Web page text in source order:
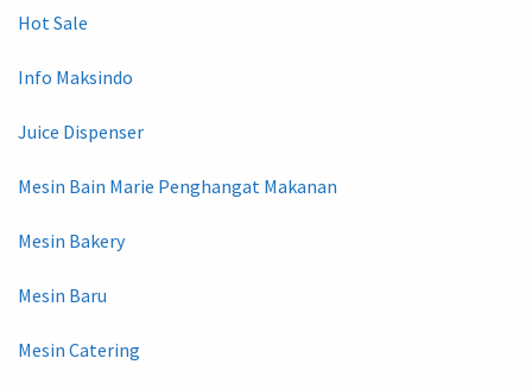
Hot Sale
Info Maksindo
Juice Dispenser
Mesin Bain Marie Penghangat Makanan
Mesin Bakery
Mesin Baru
Mesin Catering